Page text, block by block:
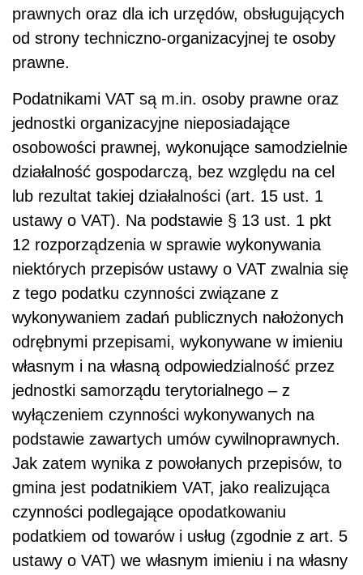
prawnych oraz dla ich urzędów, obsługujących
od strony techniczno-organizacyjnej te osoby
prawne.
Podatnikami VAT są m.in. osoby prawne oraz
jednostki organizacyjne nieposiadające
osobowości prawnej, wykonujące samodzielnie
działalność gospodarczą, bez względu na cel
lub rezultat takiej działalności (art. 15 ust. 1
ustawy o VAT). Na podstawie § 13 ust. 1 pkt
12 rozporządzenia w sprawie wykonywania
niektórych przepisów ustawy o VAT zwalnia się
z tego podatku czynności związane z
wykonywaniem zadań publicznych nałożonych
odrębnymi przepisami, wykonywane w imieniu
własnym i na własną odpowiedzialność przez
jednostki samorządu terytorialnego – z
wyłączeniem czynności wykonywanych na
podstawie zawartych umów cywilnoprawnych.
Jak zatem wynika z powołanych przepisów, to
gmina jest podatnikiem VAT, jako realizująca
czynności podlegające opodatkowaniu
podatkiem od towarów i usług (zgodnie z art. 5
ustawy o VAT) we własnym imieniu i na własny